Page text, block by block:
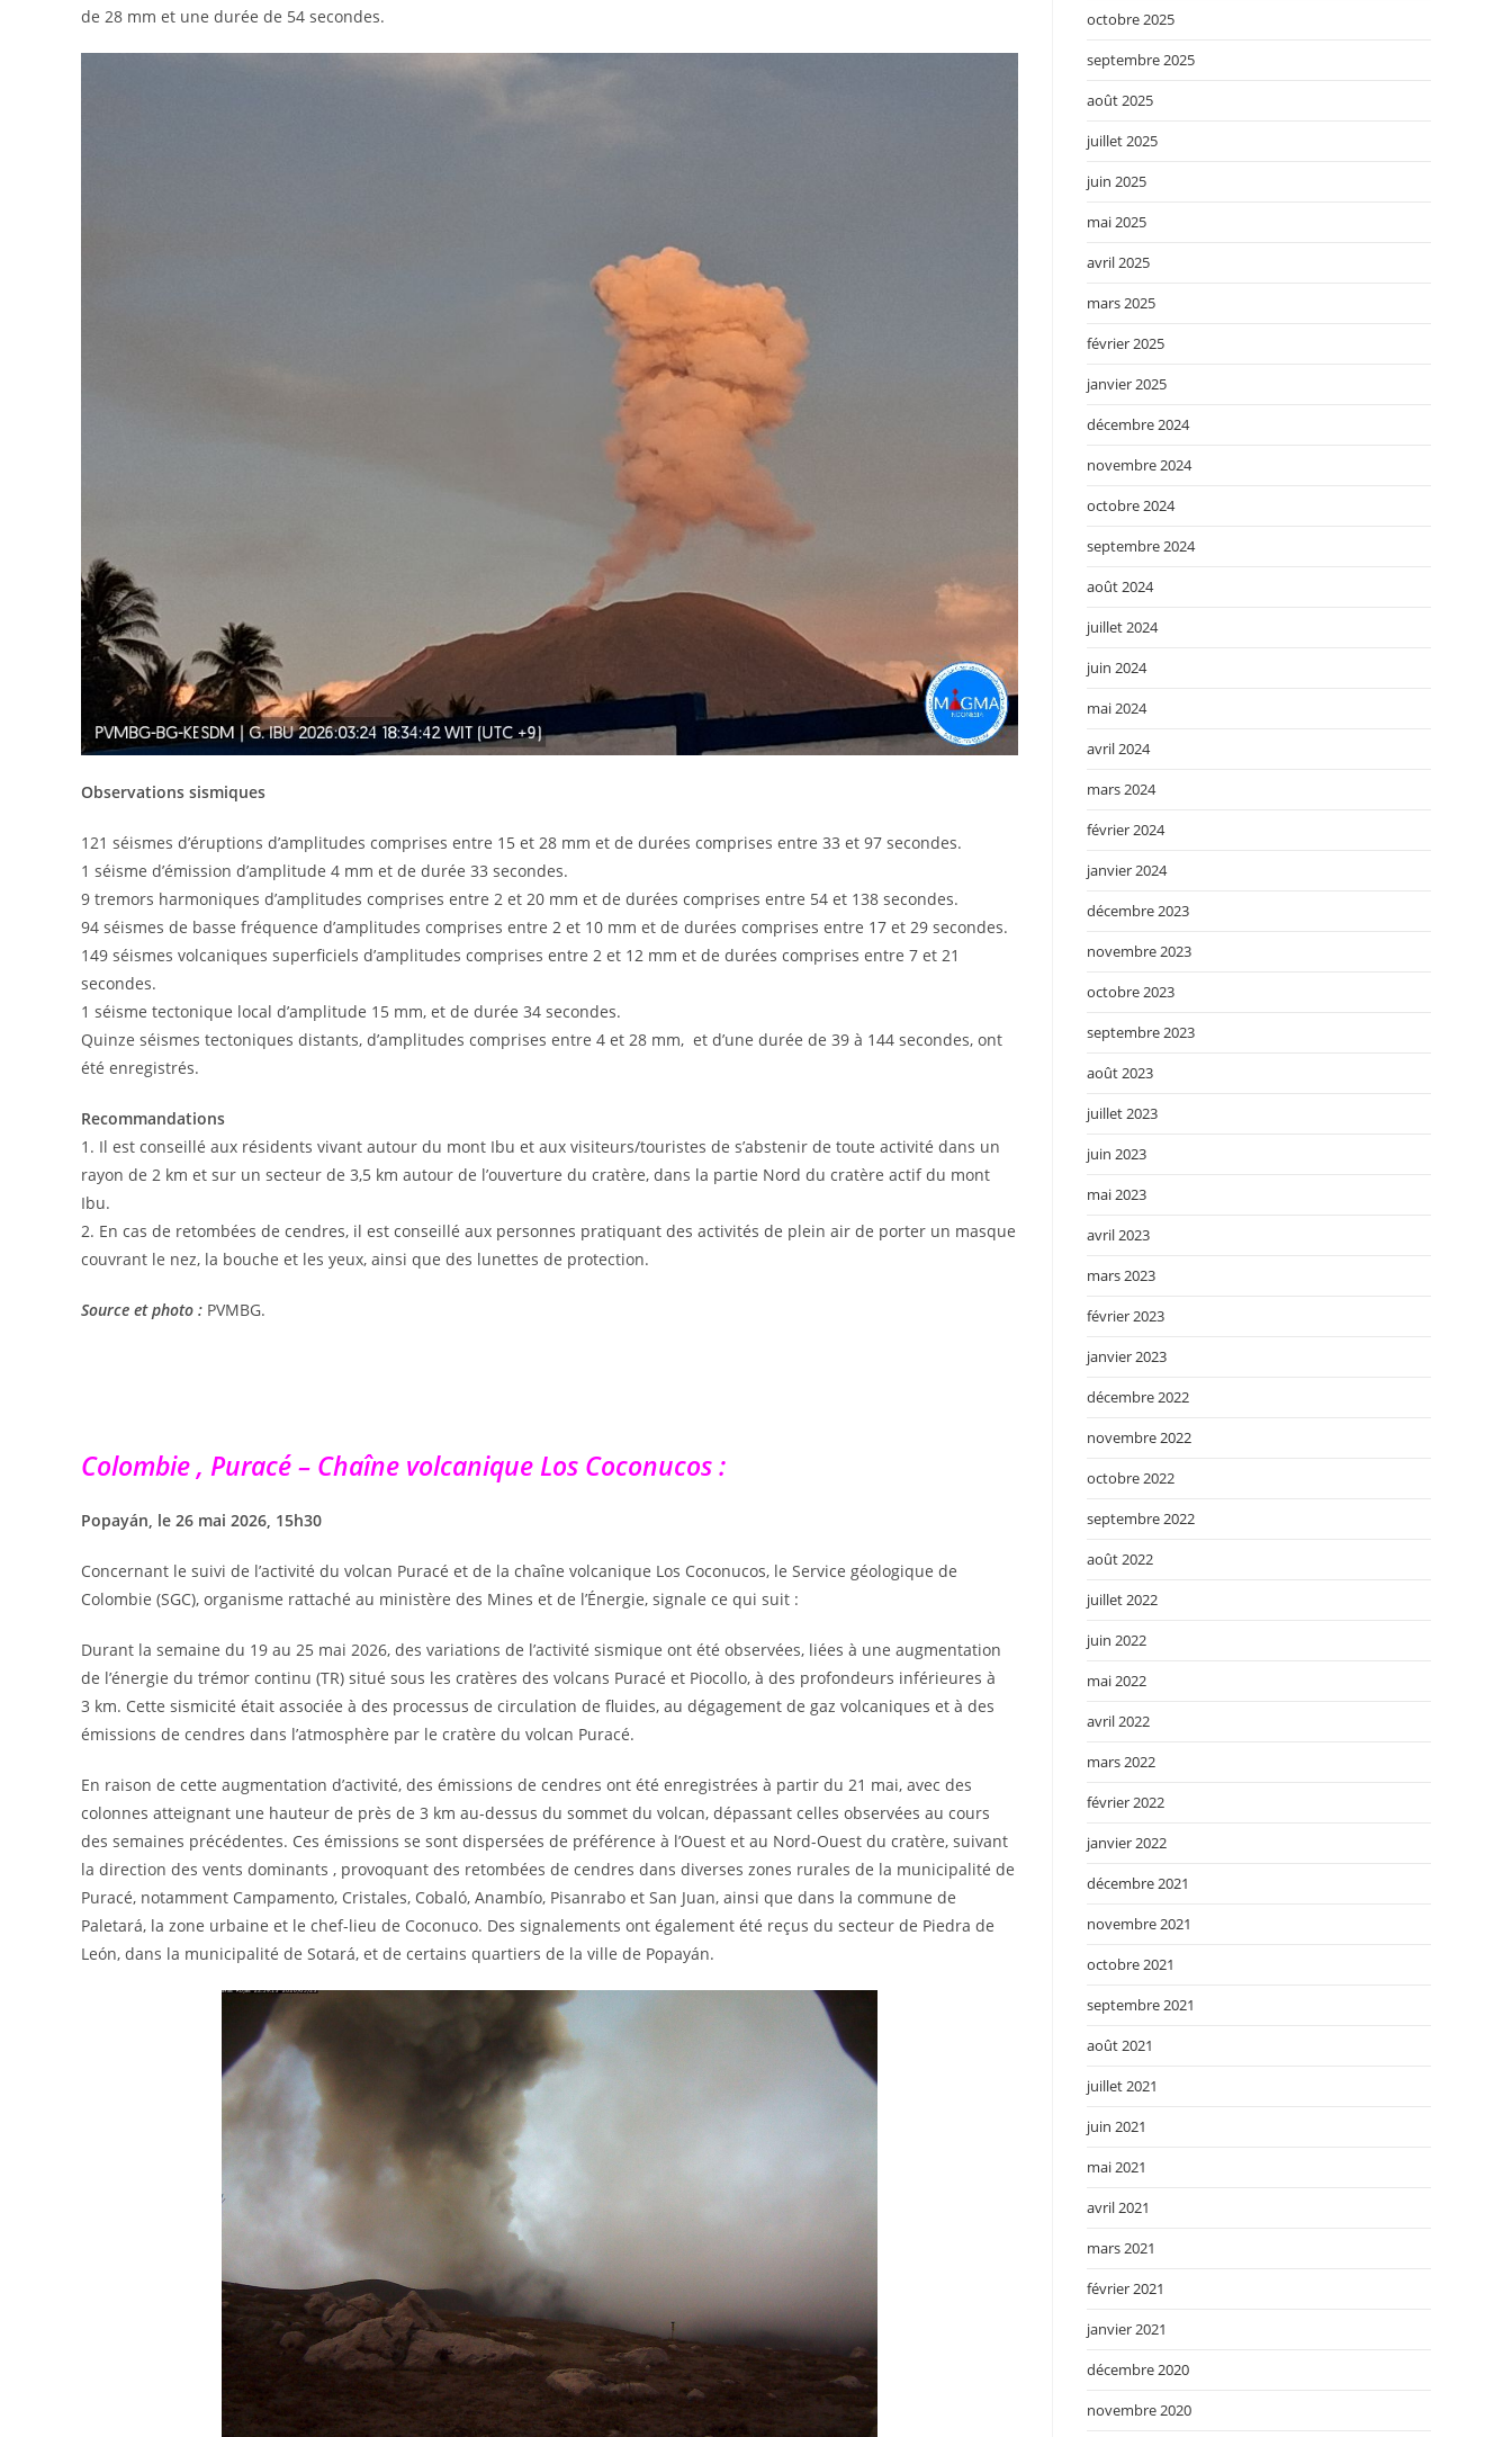
de 28 mm et une durée de 54 secondes.
Observations sismiques
121 séismes d’éruptions d’amplitudes comprises entre 15 et 28 mm et de durées comprises entre 33 et 97 secondes.
1 séisme d’émission d’amplitude 4 mm et de durée 33 secondes.
9 tremors harmoniques d’amplitudes comprises entre 2 et 20 mm et de durées comprises entre 54 et 138 secondes.
94 séismes de basse fréquence d’amplitudes comprises entre 2 et 10 mm et de durées comprises entre 17 et 29 secondes.
149 séismes volcaniques superficiels d’amplitudes comprises entre 2 et 12 mm et de durées comprises entre 7 et 21
secondes.
1 séisme tectonique local d’amplitude 15 mm, et de durée 34 secondes.
Quinze séismes tectoniques distants, d’amplitudes comprises entre 4 et 28 mm, et d’une durée de 39 à 144 secondes, ont
été enregistrés.
Recommandations
1. Il est conseillé aux résidents vivant autour du mont Ibu et aux visiteurs/touristes de s’abstenir de toute activité dans un
rayon de 2 km et sur un secteur de 3,5 km autour de l’ouverture du cratère, dans la partie Nord du cratère actif du mont
Ibu.
2. En cas de retombées de cendres, il est conseillé aux personnes pratiquant des activités de plein air de porter un masque
couvrant le nez, la bouche et les yeux, ainsi que des lunettes de protection.
Source et photo : PVMBG.
Colombie , Puracé – Chaîne volcanique Los Coconucos :
Popayán, le 26 mai 2026, 15h30
Concernant le suivi de l’activité du volcan Puracé et de la chaîne volcanique Los Coconucos, le Service géologique de
Colombie (SGC), organisme rattaché au ministère des Mines et de l’Énergie, signale ce qui suit :
Durant la semaine du 19 au 25 mai 2026, des variations de l’activité sismique ont été observées, liées à une augmentation
de l’énergie du trémor continu (TR) situé sous les cratères des volcans Puracé et Piocollo, à des profondeurs inférieures à
3 km. Cette sismicité était associée à des processus de circulation de fluides, au dégagement de gaz volcaniques et à des
émissions de cendres dans l’atmosphère par le cratère du volcan Puracé.
En raison de cette augmentation d’activité, des émissions de cendres ont été enregistrées à partir du 21 mai, avec des
colonnes atteignant une hauteur de près de 3 km au-dessus du sommet du volcan, dépassant celles observées au cours
des semaines précédentes. Ces émissions se sont dispersées de préférence à l’Ouest et au Nord-Ouest du cratère, suivant
la direction des vents dominants , provoquant des retombées de cendres dans diverses zones rurales de la municipalité de
Puracé, notamment Campamento, Cristales, Cobaló, Anambío, Pisanrabo et San Juan, ainsi que dans la commune de
Paletará, la zone urbaine et le chef-lieu de Coconuco. Des signalements ont également été reçus du secteur de Piedra de
León, dans la municipalité de Sotará, et de certains quartiers de la ville de Popayán.
octobre 2025
septembre 2025
août 2025
juillet 2025
juin 2025
mai 2025
avril 2025
mars 2025
février 2025
janvier 2025
décembre 2024
novembre 2024
octobre 2024
septembre 2024
août 2024
juillet 2024
juin 2024
mai 2024
avril 2024
mars 2024
février 2024
janvier 2024
décembre 2023
novembre 2023
octobre 2023
septembre 2023
août 2023
juillet 2023
juin 2023
mai 2023
avril 2023
mars 2023
février 2023
janvier 2023
décembre 2022
novembre 2022
octobre 2022
septembre 2022
août 2022
juillet 2022
juin 2022
mai 2022
avril 2022
mars 2022
février 2022
janvier 2022
décembre 2021
novembre 2021
octobre 2021
septembre 2021
août 2021
juillet 2021
juin 2021
mai 2021
avril 2021
mars 2021
février 2021
janvier 2021
décembre 2020
novembre 2020